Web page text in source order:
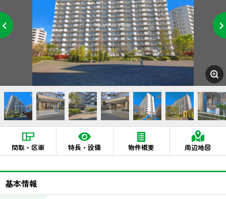
間取・区画 特長・設備 物件概要 周辺地図
基本情報